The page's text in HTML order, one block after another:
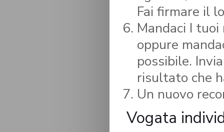
Fai firmare il
Mandaci I
oppure
possibile.
risultato che
Un nuovo
Vogata